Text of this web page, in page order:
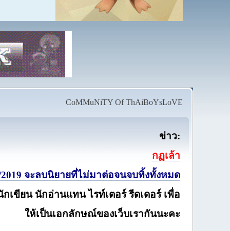
CoMMuNiTY Of ThAiBoYsLoVE
ข่าว:
กฏเล้า
2019 จะลบนิยายที่ไม่มาต่อจนจบทิ้งทั้งหมด
กเขียน นักอ่านแทน ไรท์เตอร์ รีดเดอร์ เพื่อ
ให้เป็นเอกลักษณ์ของเว็บเรากันนะคะ